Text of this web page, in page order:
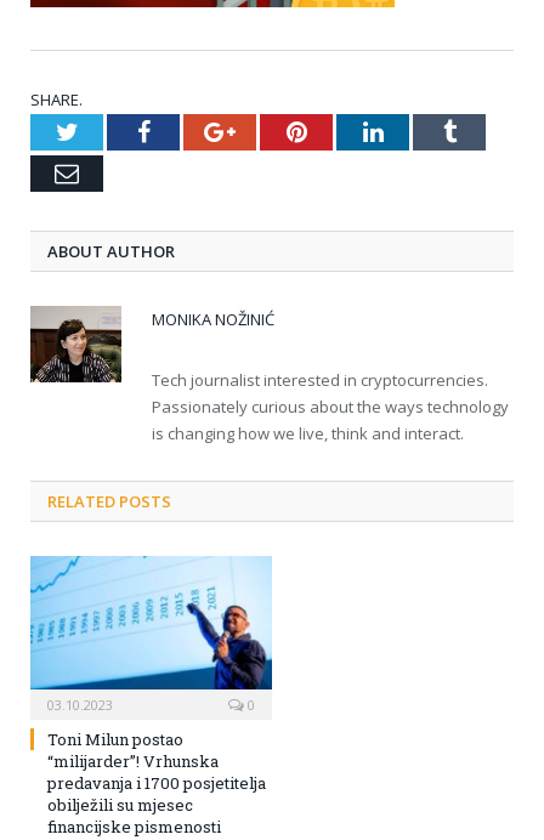
SHARE.
TwitterFacebookGoogle+PinterestLinkedInTumblr
Email
ABOUT AUTHOR
MONIKA NOŽINIĆ
Tech journalist interested in cryptocurrencies.
Passionately curious about the ways technology
is changing how we live, think and interact.
RELATED POSTS
03.10.2023 0
Toni Milun postao
“milijarder”! Vrhunska
predavanja i 1700 posjetitelja
obilježili su mjesec
financijske pismenosti